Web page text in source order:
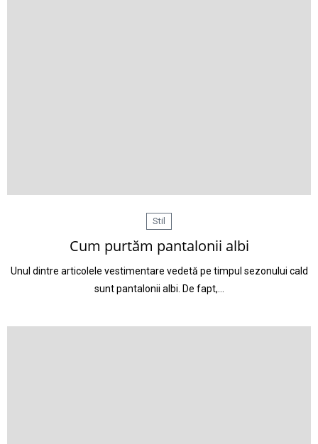
Stil
Cum purtăm pantalonii albi
Unul dintre articolele vestimentare vedetă pe timpul sezonului cald
sunt pantalonii albi. De fapt,…